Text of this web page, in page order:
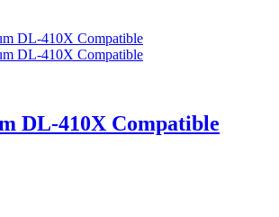
DL-410X Compatible